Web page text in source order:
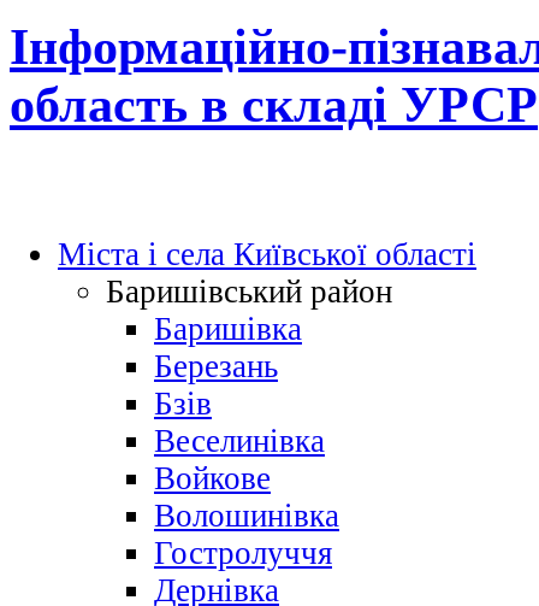
Інформаційно-
область в складі УРСР
Міста і села Київської області
Баришівський район
Баришівка
Березань
Бзів
Веселинівка
Войкове
Волошинівка
Гостролуччя
Дернівка